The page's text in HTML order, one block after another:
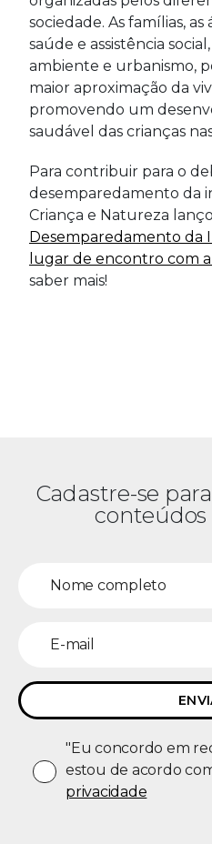
sociedade. As famílias,
saúde e assistência
ambiente e urbanismo,
maior aproximação da
promovendo um
saudável das crianças
Para contribuir para o
desemparedamento da
Criança e Natureza
Desemparedamento da
lugar de encontro com
saber mais!
Cadastre-se
"Eu concordo em
estou de acordo
privacidade